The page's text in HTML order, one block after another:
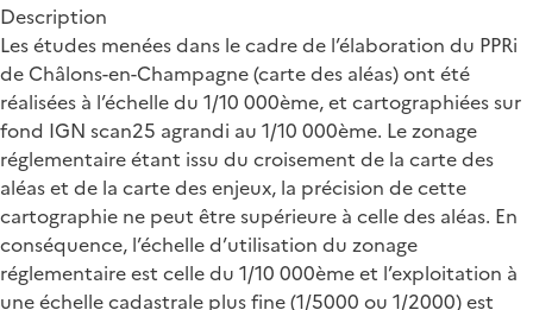
Description
Les études menées dans le cadre de l’élaboration du PPRi
de Châlons-en-Champagne (carte des aléas) ont été
réalisées à l’échelle du 1/10 000ème, et cartographiées sur
fond IGN scan25 agrandi au 1/10 000ème. Le zonage
réglementaire étant issu du croisement de la carte des
aléas et de la carte des enjeux, la précision de cette
cartographie ne peut être supérieure à celle des aléas. En
conséquence, l’échelle d’utilisation du zonage
réglementaire est celle du 1/10 000ème et l’exploitation à
une échelle cadastrale plus fine (1/5000 ou 1/2000) est